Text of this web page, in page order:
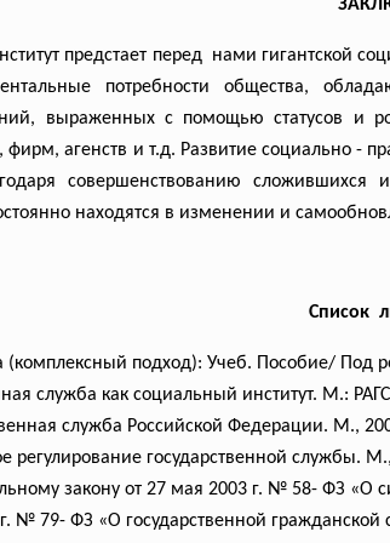
предстает перед нами гигантской
потребностиобщества,
выраженных с помощью статусов
фирм, агенств и т.д. Развитие социально -
совершенствованию сложившихся
находятся в изменении и
Список
(комплексный подход): Учеб. Пособие/
служба как социальный институт. М.:
служба Российской Федерации. М.,
регулирование государственной службы.
закону от 27 мая 2003 г. № 58- ФЗ «О
№ 79- ФЗ «О государственной